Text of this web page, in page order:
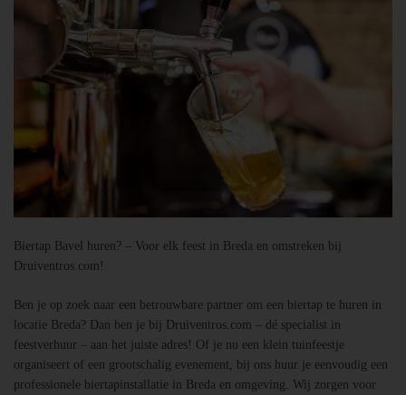
Biertap Bavel huren? – Voor elk feest in Breda en omstreken bij
Druiventros.com!
Ben je op zoek naar een betrouwbare partner om een biertap te huren in
locatie Breda? Dan ben je bij Druiventros.com – dé specialist in
feestverhuur – aan het juiste adres! Of je nu een klein tuinfeestje
organiseert of een grootschalig evenement, bij ons huur je eenvoudig een
professionele biertapinstallatie in Breda en omgeving. Wij zorgen voor